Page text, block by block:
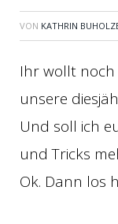
VON KATHRIN
Ihr wollt
unsere
Und soll ich
und Tricks
Ok. Dann los